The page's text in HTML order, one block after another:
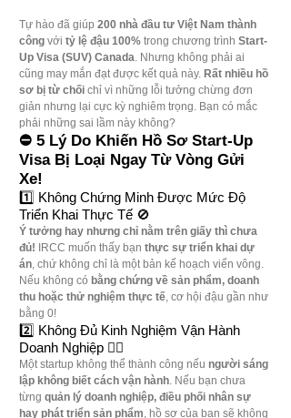
Tự hào đã giúp 200 nhà đầu tư Việt Nam thành
công với tỷ lệ đậu 100% trong chương trình Start-
Up Visa (SUV) Canada . Nhưng không phải ai
cũng may mắn đạt được kết quả này. Rất nhiều hồ
sơ bị từ chối chỉ vì những lỗi tưởng chừng đơn
giản nhưng lại cực kỳ nghiêm trọng. Bạn có mắc
phải những sai lầm này không?
⛔ 5 Lý Do Khiến Hồ Sơ Start-Up
Visa Bị Loại Ngay Từ Vòng Gửi
Xe!
1️⃣ Không Chứng Minh Được Mức Độ
Triển Khai Thực Tế 🚫
Ý tưởng hay nhưng chỉ nằm trên giấy thì chưa
đủ! IRCC muốn thấy bạn thực sự triển khai dự
án , chứ không chỉ là một bản kế hoạch viển vông.
Nếu không có bằng chứng về sản phẩm, doanh
thu hoặc thử nghiệm thực tế , cơ hội đậu gần như
bằng 0!
2️⃣ Không Đủ Kinh Nghiệm Vận Hành
Doanh Nghiệp 🤷‍♂️
Một startup không thể thành công nếu người sáng
lập không biết cách vận hành . Nếu bạn chưa
từng quản lý doanh nghiệp, điều phối nhân sự
hay phát triển sản phẩm , hồ sơ của bạn sẽ không